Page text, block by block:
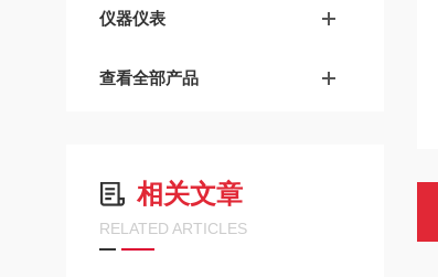
仪器仪表
查看全部产品
相关文章
RELATED ARTICLES